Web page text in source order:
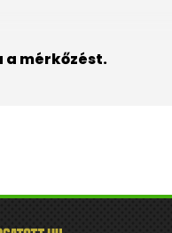
mérkőzést.